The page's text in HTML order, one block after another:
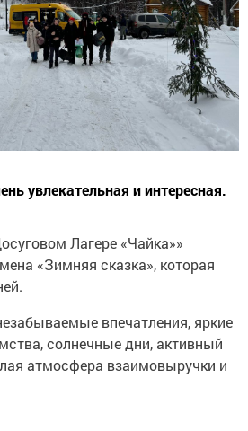
увлекательная и интересная.
Лагере «Чайка»»
«Зимняя сказка», которая
впечатления, яркие
солнечные дни, активный
атмосфера взаимовыручки и